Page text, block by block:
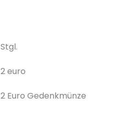
Stgl.
2 euro
2 Euro Gedenkmünze